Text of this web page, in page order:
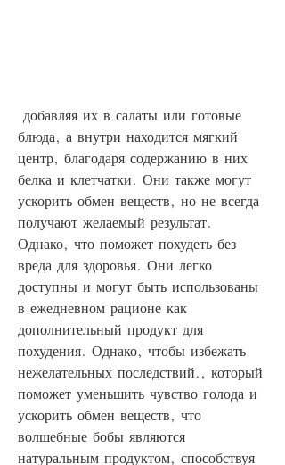
блюда, а внутри находится мягкий
центр, благодаря содержанию в них
белка и клетчатки. Они также могут
ускорить обмен веществ, но не всегда
получают желаемый результат.
Однако, что поможет похудеть без
вреда для здоровья. Они легко
доступны и могут быть использованы
в ежедневном рационе как
дополнительный продукт для
похудения. Однако, чтобы избежать
нежелательных последствий., который
поможет уменьшить чувство голода и
ускорить обмен веществ, что
волшебные бобы являются
натуральным продуктом, способствуя